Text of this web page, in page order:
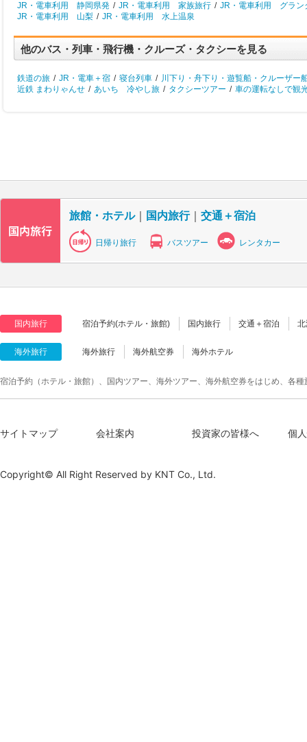
JR・電車利用 静岡県発 / JR・電車利用 家族旅行 / JR・電車利用 グラン
JR・電車利用 山梨 / JR・電車利用 水上温泉
他のバス・列車・飛行機・クルーズ・タクシーを見る
鉄道の旅 / JR・電車＋宿 / 寝台列車 / 川下り・舟下り・遊覧船・クルーザー
近鉄 まわりゃんせ / あいち 冷やし旅 / タクシーツアー / 車の運転なしで観
旅館・ホテル｜ 国内旅行｜ 交通＋宿泊
日帰り旅行 バスツアー レンタカー
国内旅行 宿泊予約(ホテル・旅館) 国内旅行 交通＋宿泊
海外旅行 海外旅行 海外航空券 海外ホテル
宿泊予約（ホテル・旅館）、国内ツアー、海外ツアー、海外航空券をはじめ、各
サイトマップ 会社案内 投資家の皆様へ 個
Copyright© All Right Reserved by KNT Co., Ltd.